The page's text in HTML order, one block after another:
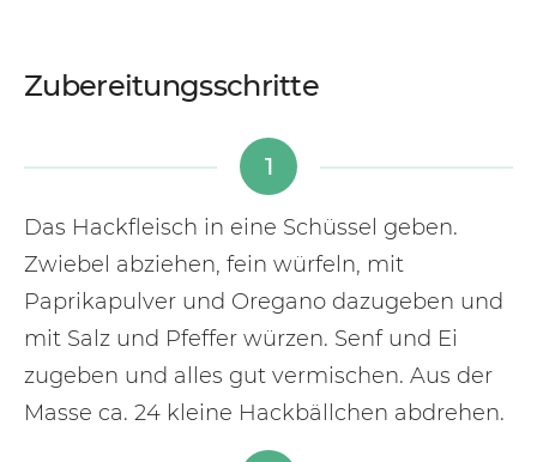
Zubereitungsschritte
1
Das Hackfleisch in eine Schüssel geben.
Zwiebel abziehen, fein würfeln, mit
Paprikapulver und Oregano dazugeben und
mit Salz und Pfeffer würzen. Senf und Ei
zugeben und alles gut vermischen. Aus der
Masse ca. 24 kleine Hackbällchen abdrehen.